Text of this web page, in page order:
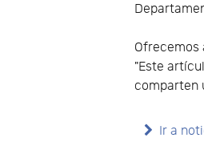
Ofrecemos
"Este
comparten
Ir a